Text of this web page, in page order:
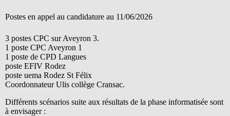
Postes en appel au candidature au 11/06/2026
3 postes CPC sur Aveyron 3.
1 poste CPC Aveyron 1
1 poste de CPD Langues
poste EFIV Rodez
poste uema Rodez St Félix
Coordonnateur Ulis collège Cransac.
Différents scénarios suite aux résultats de la phase informatisée sont
à envisager :